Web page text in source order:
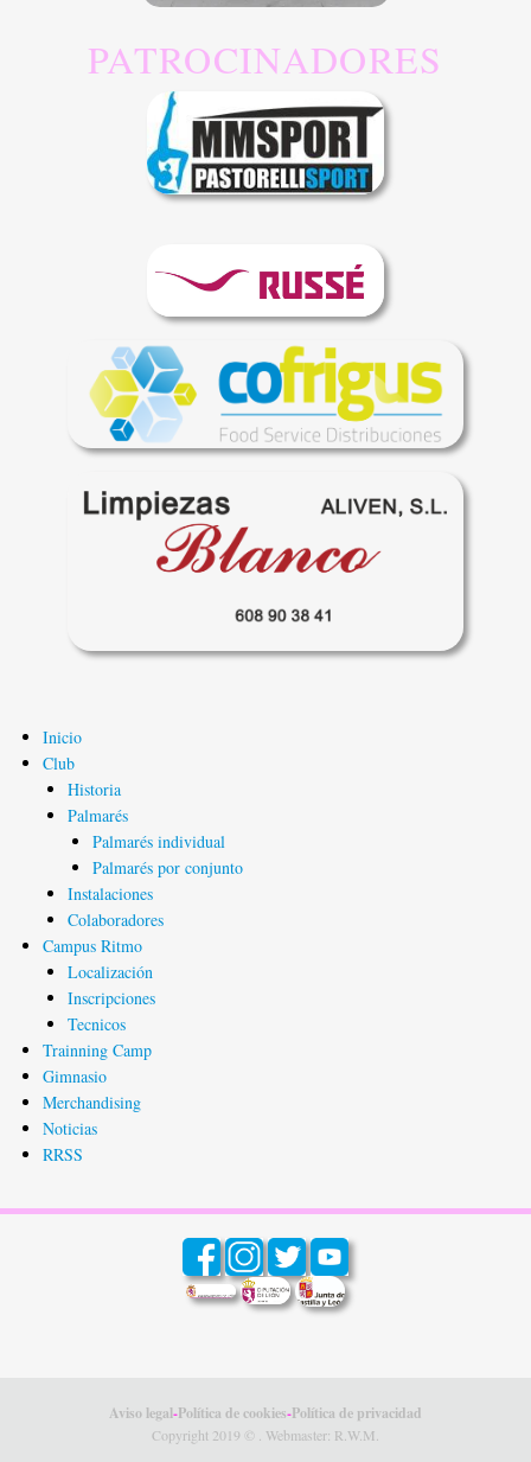
PATROCINADORES
Navegación
principal
Inicio
Club
Historia
Palmarés
Palmarés individual
Palmarés por conjunto
Instalaciones
Colaboradores
Campus Ritmo
Localización
Inscripciones
Tecnicos
Trainning Camp
Gimnasio
Merchandising
Noticias
RRSS
Aviso legal-Política de cookies-Política de privacidad
Copyright 2019 © . Webmaster: R.W.M.